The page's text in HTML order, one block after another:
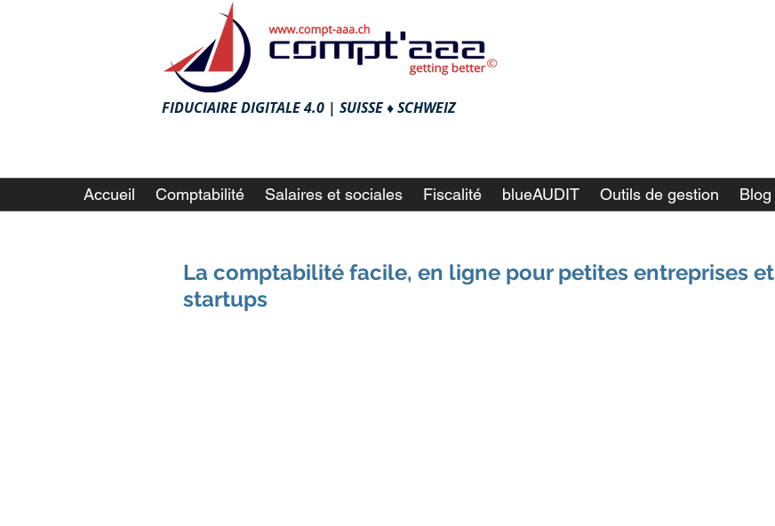
FIDUCIAIRE DIGITALE 4.0 | SUISSE ♦ SCHWEIZ
Accueil Comptabilité Salaires et sociales Fiscalité blueAUDIT Outils de gestion Blog
La comptabilité facile, en ligne pour petites entreprises et
startups